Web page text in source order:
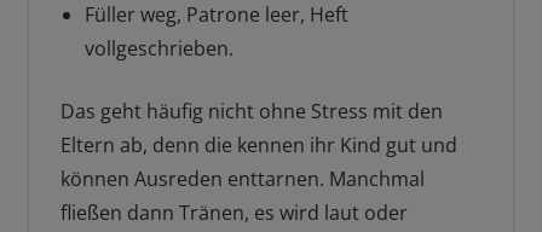
Füller weg, Patrone leer, Heft
vollgeschrieben.
Das geht häufig nicht ohne Stress mit den
Eltern ab, denn die kennen ihr Kind gut und
können Ausreden enttarnen. Manchmal
fließen dann Tränen, es wird laut oder